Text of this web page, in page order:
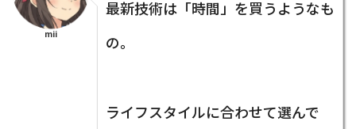
mii
最新技術は「時間」を買うようなも
の。
ライフスタイルに合わせて選んで